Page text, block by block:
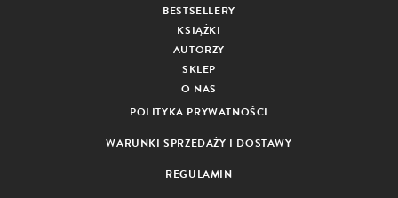
BESTSELLERY
KSIĄŻKI
AUTORZY
SKLEP
O NAS
POLITYKA PRYWATNOŚCI
WARUNKI SPRZEDAŻY I DOSTAWY
REGULAMIN